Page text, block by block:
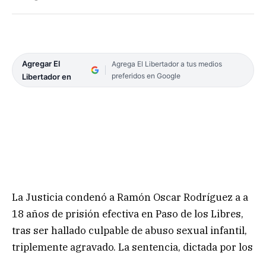
Agregar El
Libertador en
Agrega El Libertador a tus medios
preferidos en Google
La Justicia condenó a Ramón Oscar Rodríguez a a
18 años de prisión efectiva en Paso de los Libres,
tras ser hallado culpable de abuso sexual infantil,
triplemente agravado. La sentencia, dictada por los